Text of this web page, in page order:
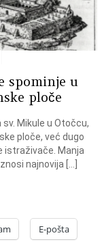
spominje u
ploče
Mikule u Otočcu,
ploče, već dugo
istraživače. Manja
najnovija […]
E-pošta